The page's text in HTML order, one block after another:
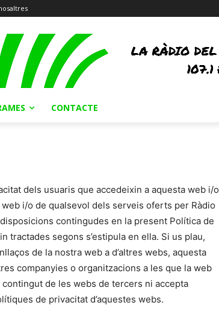
CONTACTE
dels usuaris que accedeixin a aquesta web i/o
i/o de qualsevol dels serveis oferts per Ràdio
contingudes en la present Política de
tractades segons s’estipula en ella. Si us plau,
de la nostra web a d’altres webs, aquesta
companyies o organitzacions a les que la web
de les webs de tercers ni accepta
de privacitat d’aquestes webs.